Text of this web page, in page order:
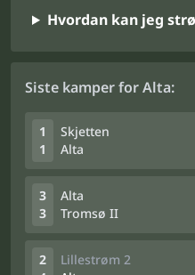
Hvordan kan jeg
Siste kamper for Alta:
1
1
Skjetten
Alta
3
3
Alta
Tromsø II
2
Lillestrøm 2